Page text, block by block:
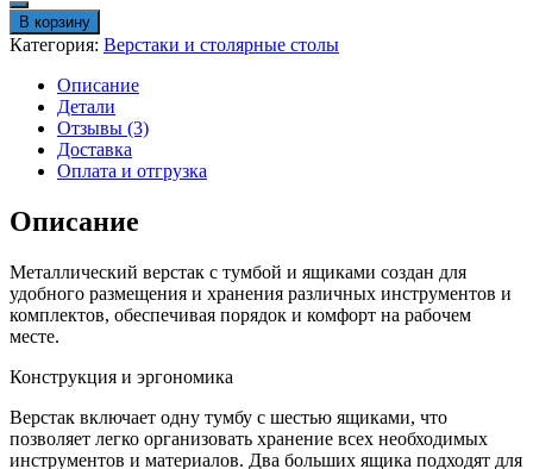
Верстак
с
тумбой
ящиков,
стол
металлический
синий
В корзину
Категория: Верстаки и столярные столы
Описание
Детали
Отзывы (3)
Доставка
Оплата и отгрузка
Описание
Металлический верстак с тумбой и ящиками создан для
удобного размещения и хранения различных инструментов и
комплектов, обеспечивая порядок и комфорт на рабочем
месте.
Конструкция и эргономика
Верстак включает одну тумбу с шестью ящиками, что
позволяет легко организовать хранение всех необходимых
инструментов и материалов. Два больших ящика подходят для